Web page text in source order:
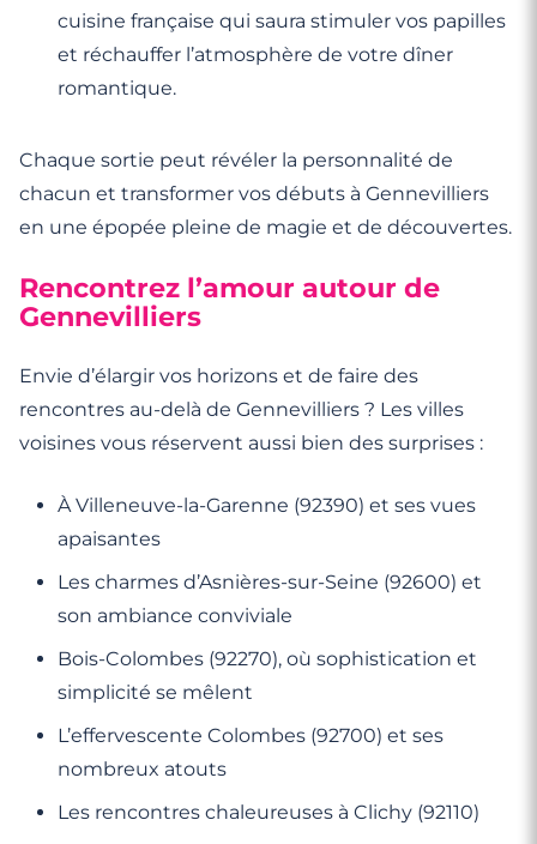
cuisine française qui saura stimuler vos papilles
et réchauffer l’atmosphère de votre dîner
romantique.
Chaque sortie peut révéler la personnalité de
chacun et transformer vos débuts à Gennevilliers
en une épopée pleine de magie et de découvertes.
Rencontrez l’amour autour de
Gennevilliers
Envie d’élargir vos horizons et de faire des
rencontres au-delà de Gennevilliers ? Les villes
voisines vous réservent aussi bien des surprises :
À Villeneuve-la-Garenne (92390) et ses vues
apaisantes
Les charmes d’Asnières-sur-Seine (92600) et
son ambiance conviviale
Bois-Colombes (92270), où sophistication et
simplicité se mêlent
L’effervescente Colombes (92700) et ses
nombreux atouts
Les rencontres chaleureuses à Clichy (92110)